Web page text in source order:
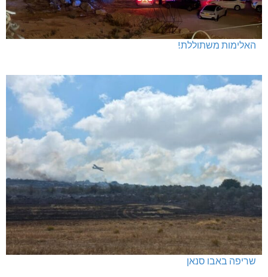
האלימות משתוללת!
שריפה באבו סנאן